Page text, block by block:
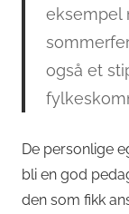
eksempel
også et
De personlige
bli en god
den som fikk